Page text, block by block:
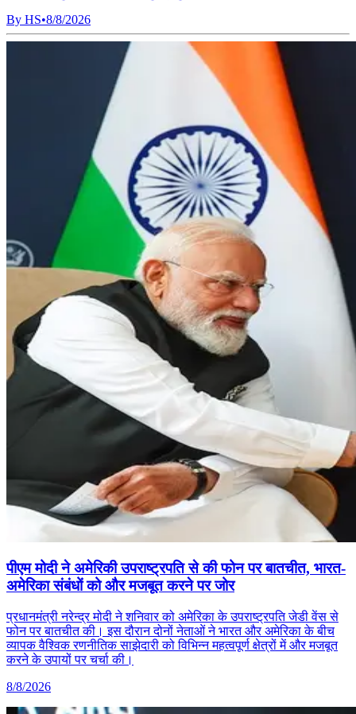
By HS•8/8/2026
पीएम मोदी ने अमेरिकी उपराष्ट्रपति से की फोन पर बातचीत, भारत-
अमेरिका संबंधों को और मजबूत करने पर जोर
प्रधानमंत्री नरेन्द्र मोदी ने शनिवार को अमेरिका के उपराष्ट्रपति जेडी वेंस से
फोन पर बातचीत की। इस दौरान दोनों नेताओं ने भारत और अमेरिका के बीच
व्यापक वैश्विक रणनीतिक साझेदारी को विभिन्न महत्वपूर्ण क्षेत्रों में और मजबूत
करने के उपायों पर चर्चा की।
8/8/2026